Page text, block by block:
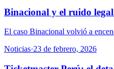
Binacional y el ruido
El caso Binacional volvió a
Noticias·23 de febrero, 2026